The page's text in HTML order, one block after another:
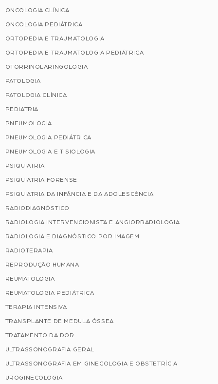
ONCOLOGIA CLÍNICA
ONCOLOGIA PEDIÁTRICA
ORTOPEDIA E TRAUMATOLOGIA
ORTOPEDIA E TRAUMATOLOGIA PEDIÁTRICA
OTORRINOLARINGOLOGIA
PATOLOGIA
PATOLOGIA CLÍNICA
PEDIATRIA
PNEUMOLOGIA
PNEUMOLOGIA PEDIÁTRICA
PNEUMOLOGIA E TISIOLOGIA
PSIQUIATRIA
PSIQUIATRIA FORENSE
PSIQUIATRIA DA INFÂNCIA E DA ADOLESCÊNCIA
RADIODIAGNÓSTICO
RADIOLOGIA INTERVENCIONISTA E ANGIORRADIOLOGIA
RADIOLOGIA E DIAGNÓSTICO POR IMAGEM
RADIOTERAPIA
REPRODUÇÃO HUMANA
REUMATOLOGIA
REUMATOLOGIA PEDIÁTRICA
TERAPIA INTENSIVA
TRANSPLANTE DE MEDULA ÓSSEA
TRATAMENTO DA DOR
ULTRASSONOGRAFIA GERAL
ULTRASSONOGRAFIA EM GINECOLOGIA E OBSTETRÍCIA
UROGINECOLOGIA